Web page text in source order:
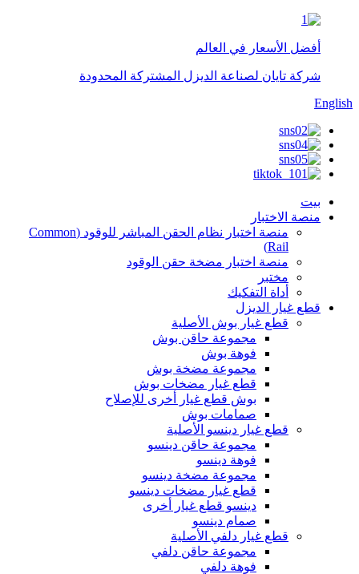
أفضل الأسعار في العالم
شركة تايان لصناعة الديزل المشتركة المحدودة
English
بيت
منصة الاختبار
منصة اختبار نظام الحقن المباشر للوقود (Common
Rail)
منصة اختبار مضخة حقن الوقود
مختبر
أداة التفكيك
قطع غيار الديزل
قطع غيار بوش الأصلية
مجموعة حاقن بوش
فوهة بوش
مجموعة مضخة بوش
قطع غيار مضخات بوش
بوش قطع غيار أخرى للإصلاح
صمامات بوش
قطع غيار دينسو الأصلية
مجموعة حاقن دينسو
فوهة دينسو
مجموعة مضخة دينسو
قطع غيار مضخات دينسو
دينسو قطع غيار أخرى
صمام دينسو
قطع غيار دلفي الأصلية
مجموعة حاقن دلفي
فوهة دلفي